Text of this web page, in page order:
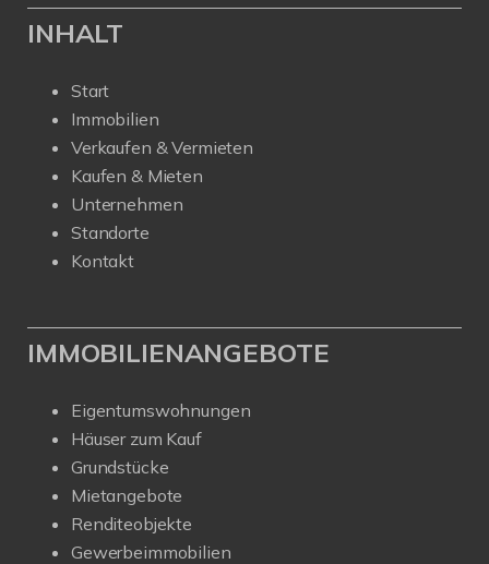
INHALT
Start
Immobilien
Verkaufen & Vermieten
Kaufen & Mieten
Unternehmen
Standorte
Kontakt
IMMOBILIENANGEBOTE
Eigentumswohnungen
Häuser zum Kauf
Grundstücke
Mietangebote
Renditeobjekte
Gewerbeimmobilien